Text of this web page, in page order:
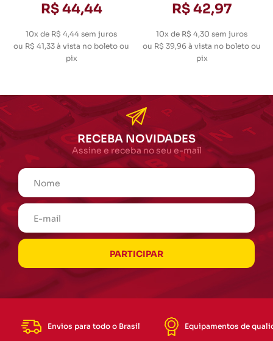
R$ 44,44
10x de R$ 4,44 sem juros
ou R$ 41,33 à vista no boleto ou
pix
R$ 42,97
10x de R$ 4,30 sem juros
ou R$ 39,96 à vista no boleto ou
pix
RECEBA NOVIDADES
Assine e receba no seu e-mail
Envios para todo o Brasil Equipamentos de